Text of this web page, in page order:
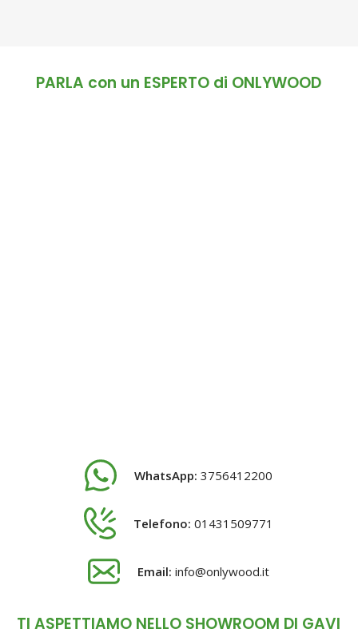
PARLA con un ESPERTO di ONLYWOOD
WhatsApp: 3756412200
Telefono: 01431509771
Email: info@onlywood.it
TI ASPETTIAMO NELLO SHOWROOM DI GAVI